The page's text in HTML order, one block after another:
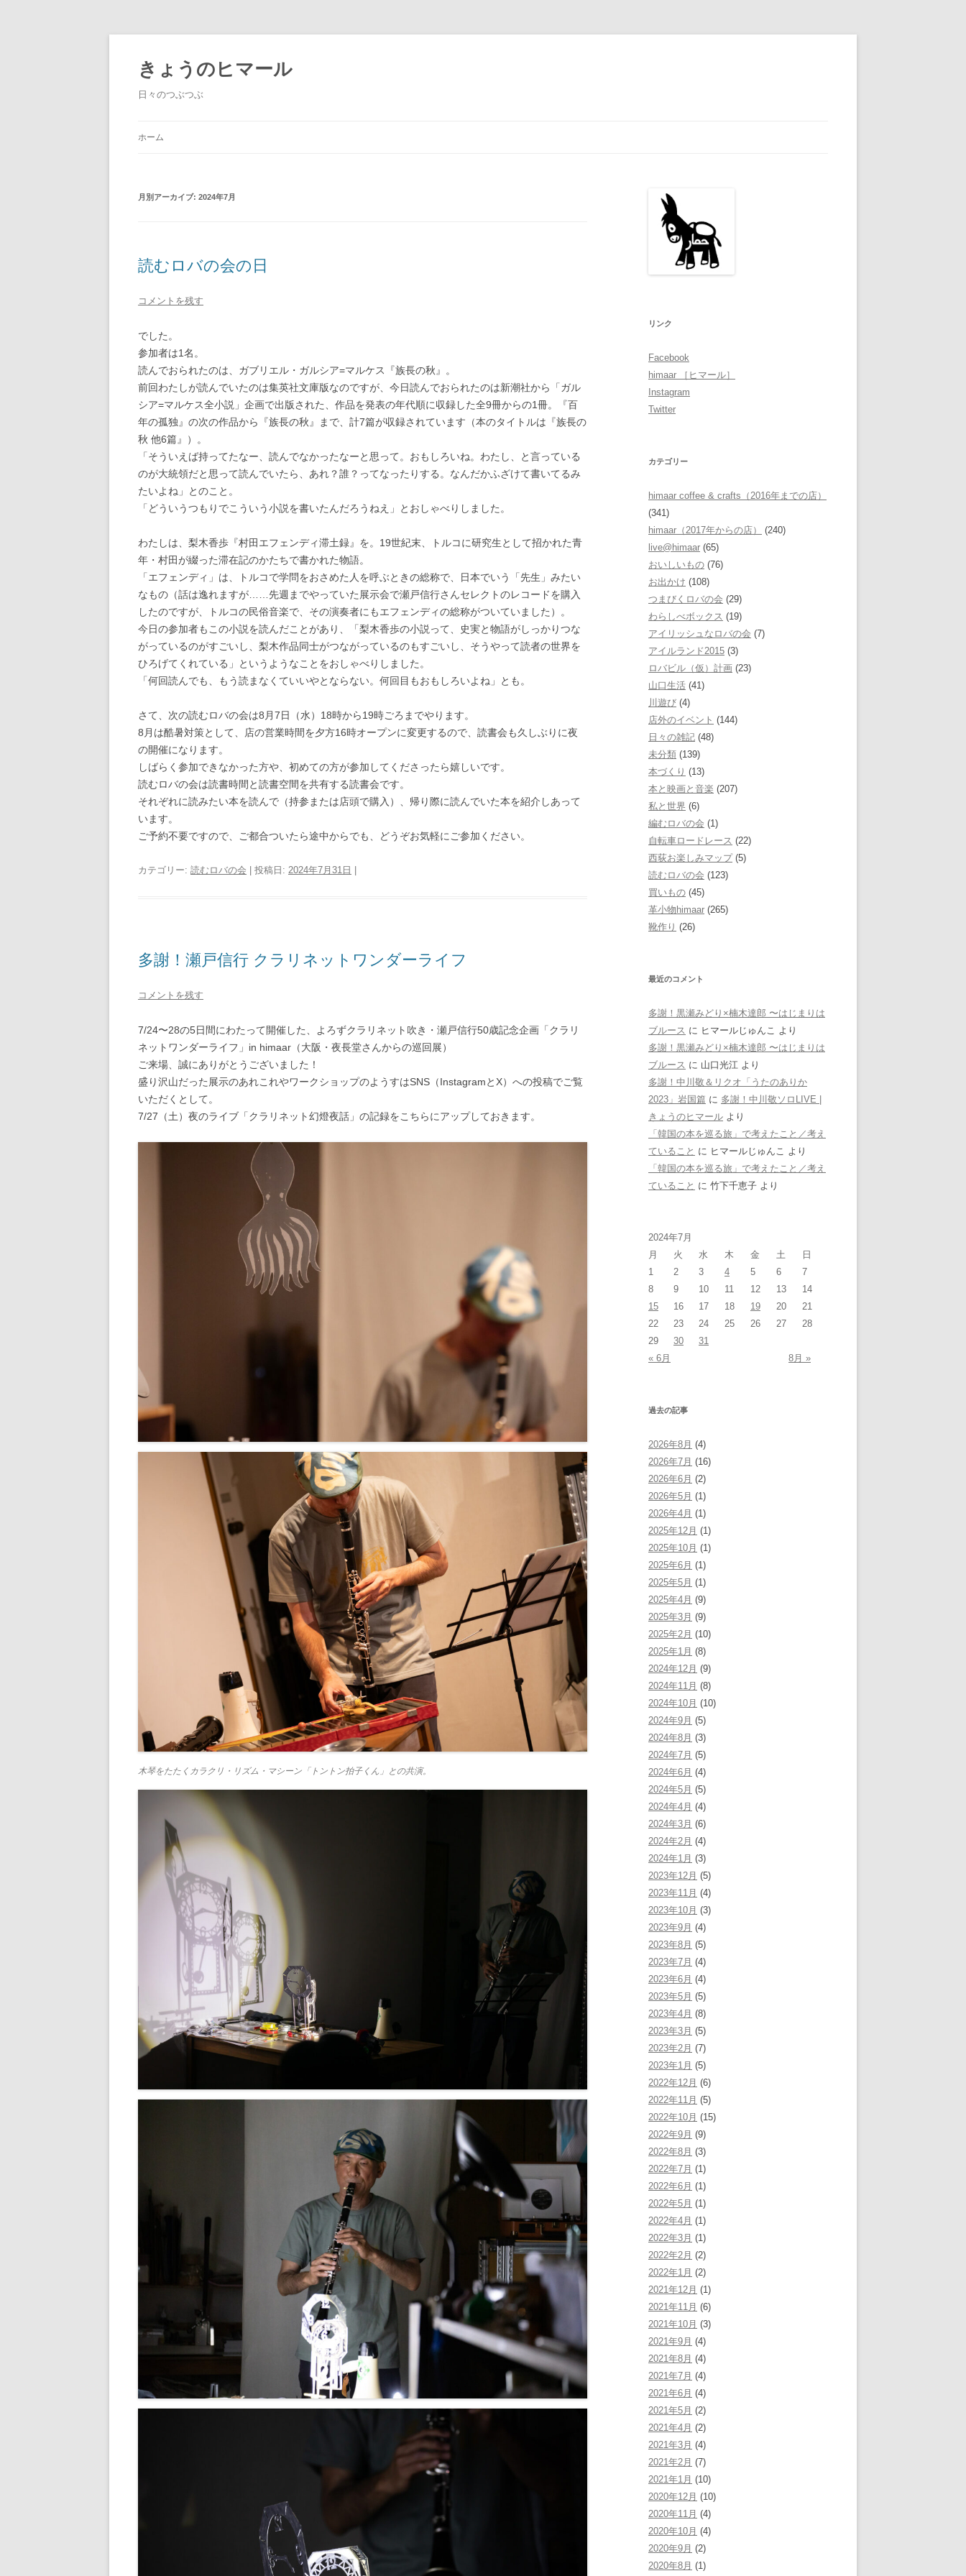
きょうのヒマール
日々のつぶつぶ
ホーム
月別アーカイブ: 2024年7月
読むロバの会の日
コメントを残す
でした。
参加者は1名。
読んでおられたのは、ガブリエル・ガルシア=マルケス『族長の秋』。
前回わたしが読んでいたのは集英社文庫版なのですが、今日読んでおられたのは新潮社から「ガル
シア=マルケス全小説」企画で出版された、作品を発表の年代順に収録した全9冊からの1冊。『百
年の孤独』の次の作品から『族長の秋』まで、計7篇が収録されています（本のタイトルは『族長の
秋 他6篇』）。
「そういえば持ってたなー、読んでなかったなーと思って。おもしろいね。わたし、と言っている
のが大統領だと思って読んでいたら、あれ？誰？ってなったりする。なんだかふざけて書いてるみ
たいよね」とのこと。
「どういうつもりでこういう小説を書いたんだろうねえ」とおしゃべりしました。
わたしは、梨木香歩『村田エフェンディ滞土録』を。19世紀末、トルコに研究生として招かれた青
年・村田が綴った滞在記のかたちで書かれた物語。
「エフェンディ」は、トルコで学問をおさめた人を呼ぶときの総称で、日本でいう「先生」みたい
なもの（話は逸れますが……先週までやっていた展示会で瀬戸信行さんセレクトのレコードを購入
したのですが、トルコの民俗音楽で、その演奏者にもエフェンディの総称がついていました）。
今日の参加者もこの小説を読んだことがあり、「梨木香歩の小説って、史実と物語がしっかりつな
がっているのがすごいし、梨木作品同士がつながっているのもすごいし、そうやって読者の世界を
ひろげてくれている」というようなことをおしゃべりしました。
「何回読んでも、もう読まなくていいやとならない。何回目もおもしろいよね」とも。
さて、次の読むロバの会は8月7日（水）18時から19時ごろまでやります。
8月は酷暑対策として、店の営業時間を夕方16時オープンに変更するので、読書会も久しぶりに夜
の開催になります。
しばらく参加できなかった方や、初めての方が参加してくださったら嬉しいです。
読むロバの会は読書時間と読書空間を共有する読書会です。
それぞれに読みたい本を読んで（持参または店頭で購入）、帰り際に読んでいた本を紹介しあって
います。
ご予約不要ですので、ご都合ついたら途中からでも、どうぞお気軽にご参加ください。
カテゴリー: 読むロバの会 | 投稿日: 2024年7月31日
多謝！瀬戸信行 クラリネットワンダーライフ
コメントを残す
7/24〜28の5日間にわたって開催した、よろずクラリネット吹き・瀬戸信行50歳記念企画「クラリ
ネットワンダーライフ」in himaar（大阪・夜長堂さんからの巡回展）
ご来場、誠にありがとうございました！
盛り沢山だった展示のあれこれやワークショップのようすはSNS（InstagramとX）への投稿でご覧
いただくとして。
7/27（土）夜のライブ「クラリネット幻燈夜話」の記録をこちらにアップしておきます。
木琴をたたくカラクリ・リズム・マシーン「トントン拍子くん」との共演。
リンク
Facebook
himaar ［ヒマール］
Instagram
Twitter
カテゴリー
himaar coffee & crafts（2016年までの店）
(341)
himaar（2017年からの店）
(240)
live@himaar (65)
おいしいもの (76)
お出かけ (108)
つまびくロバの会 (29)
わらしべボックス (19)
アイリッシュなロバの会 (7)
アイルランド2015 (3)
ロバビル（仮）計画 (23)
山口生活 (41)
川遊び (4)
店外のイベント (144)
日々の雑記 (48)
未分類 (139)
本づくり (13)
本と映画と音楽 (207)
私と世界 (6)
編むロバの会 (1)
自転車ロードレース (22)
西荻お楽しみマップ(5)
読むロバの会 (123)
買いもの (45)
革小物himaar (265)
靴作り (26)
最近のコメント
多謝！黒瀬みどり×楠木達郎 〜はじまりは
ブルース に ヒマールじゅんこ より
多謝！黒瀬みどり×楠木達郎 〜はじまりは
ブルース に 山口光江 より
多謝！中川敬＆リクオ「うたのありか
2023」岩国篇 に 多謝！中川敬ソロLIVE |
きょうのヒマール より
「韓国の本を巡る旅」で考えたこと／考え
ていること に ヒマールじゅんこ より
「韓国の本を巡る旅」で考えたこと／考え
ていること に 竹下千恵子 より
2024年7月
月
火 水 木 金 土
日
1
2 3 4 5 6
7
8
9 10 11 12 13
14
15
16 17 18 19 20
21
22
23 24 25 26 27
28
29
30
31
« 6月
8月 »
過去の記事
2026年8月 (4)
2026年7月 (16)
2026年6月 (2)
2026年5月 (1)
2026年4月 (1)
2025年12月 (1)
2025年10月 (1)
2025年6月 (1)
2025年5月 (1)
2025年4月 (9)
2025年3月 (9)
2025年2月 (10)
2025年1月 (8)
2024年12月 (9)
2024年11月 (8)
2024年10月 (10)
2024年9月 (5)
2024年8月 (3)
2024年7月 (5)
2024年6月 (4)
2024年5月 (5)
2024年4月 (4)
2024年3月 (6)
2024年2月 (4)
2024年1月 (3)
2023年12月 (5)
2023年11月 (4)
2023年10月 (3)
2023年9月 (4)
2023年8月 (5)
2023年7月 (4)
2023年6月 (4)
2023年5月 (5)
2023年4月 (8)
2023年3月 (5)
2023年2月 (7)
2023年1月 (5)
2022年12月 (6)
2022年11月 (5)
2022年10月 (15)
2022年9月 (9)
2022年8月 (3)
2022年7月 (1)
2022年6月 (1)
2022年5月 (1)
2022年4月 (1)
2022年3月 (1)
2022年2月 (2)
2022年1月 (2)
2021年12月 (1)
2021年11月 (6)
2021年10月 (3)
2021年9月 (4)
2021年8月 (4)
2021年7月 (4)
2021年6月 (4)
2021年5月 (2)
2021年4月 (2)
2021年3月 (4)
2021年2月 (7)
2021年1月 (10)
2020年12月 (10)
2020年11月 (4)
2020年10月 (4)
2020年9月 (2)
2020年8月 (1)